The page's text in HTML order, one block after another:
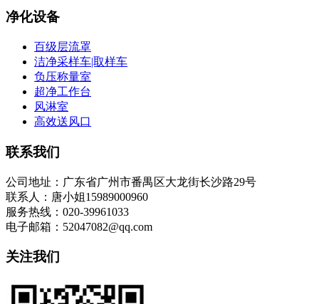
净化设备
百级层流罩
洁净采样车|取样车
负压称量室
超净工作台
风淋室
高效送风口
联系我们
公司地址：广东省广州市番禺区大龙街长沙路29号
联系人：唐小姐15989000960
服务热线：020-39961033
电子邮箱：52047082@qq.com
关注我们